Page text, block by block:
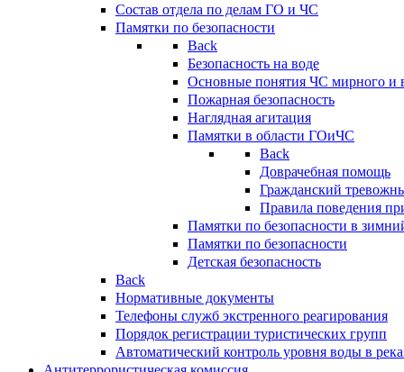
Состав отдела по делам ГО и ЧС
Памятки по безопасности
Back
Безопасность на воде
Основные понятия ЧС мирного и
Пожарная безопасность
Наглядная агитация
Памятки в области ГОиЧС
Back
Доврачебная помощь
Гражданский
Правила поведения
Памятки по безопасности в
Памятки по безопасности
Детская безопасность
Back
Нормативные документы
Телефоны служб экстренного реагирования
Порядок регистрации туристических групп
Автоматический контроль уровня воды в